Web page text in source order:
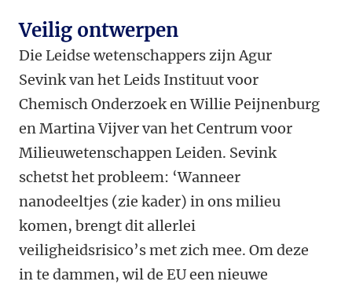
Veilig ontwerpen
Die Leidse wetenschappers zijn Agur
Sevink van het Leids Instituut voor
Chemisch Onderzoek en Willie Peijnenburg
en Martina Vijver van het Centrum voor
Milieuwetenschappen Leiden. Sevink
schetst het probleem: ‘Wanneer
nanodeeltjes (zie kader) in ons milieu
komen, brengt dit allerlei
veiligheidsrisico’s met zich mee. Om deze
in te dammen, wil de EU een nieuwe